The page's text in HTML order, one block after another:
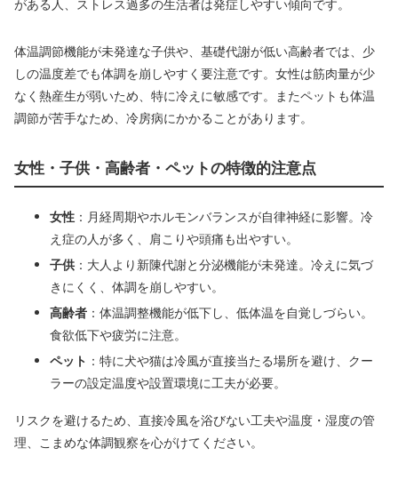
がある人、ストレス過多の生活者は発症しやすい傾向です。
体温調節機能が未発達な子供や、基礎代謝が低い高齢者では、少
しの温度差でも体調を崩しやすく要注意です。女性は筋肉量が少
なく熱産生が弱いため、特に冷えに敏感です。またペットも体温
調節が苦手なため、冷房病にかかることがあります。
女性・子供・高齢者・ペットの特徴的注意点
女性 ：月経周期やホルモンバランスが自律神経に影響。冷
え症の人が多く、肩こりや頭痛も出やすい。
子供 ：大人より新陳代謝と分泌機能が未発達。冷えに気づ
きにくく、体調を崩しやすい。
高齢者 ：体温調整機能が低下し、低体温を自覚しづらい。
食欲低下や疲労に注意。
ペット ：特に犬や猫は冷風が直接当たる場所を避け、クー
ラーの設定温度や設置環境に工夫が必要。
リスクを避けるため、直接冷風を浴びない工夫や温度・湿度の管
理、こまめな体調観察を心がけてください。